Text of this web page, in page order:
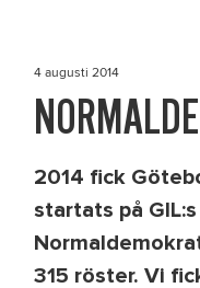
4 augusti 2014
2014 fick
startats på
315 röster. Vi